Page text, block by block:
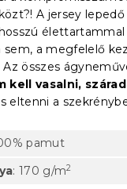
A jersey lepedő
élettartammal
sem, a megfelelő
összes
kell vasalni,
eltenni a
pamut
: 170 g/m2